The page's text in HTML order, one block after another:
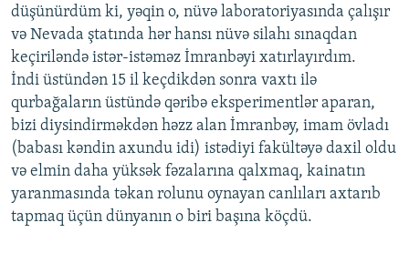
düşünürdüm ki, yəqin o, nüvə laboratoriyasında çalışır
və Nevada ştatında hər hansı nüvə silahı sınaqdan
keçiriləndə istər-istəməz İmranbəyi xatırlayırdım.
İndi üstündən 15 il keçdikdən sonra vaxtı ilə
qurbağaların üstündə qəribə eksperimentlər aparan,
bizi diysindirməkdən həzz alan İmranbəy, imam övladı
(babası kəndin axundu idi) istədiyi fakültəyə daxil oldu
və elmin daha yüksək fəzalarına qalxmaq, kainatın
yaranmasında təkan rolunu oynayan canlıları axtarıb
tapmaq üçün dünyanın o biri başına köçdü.